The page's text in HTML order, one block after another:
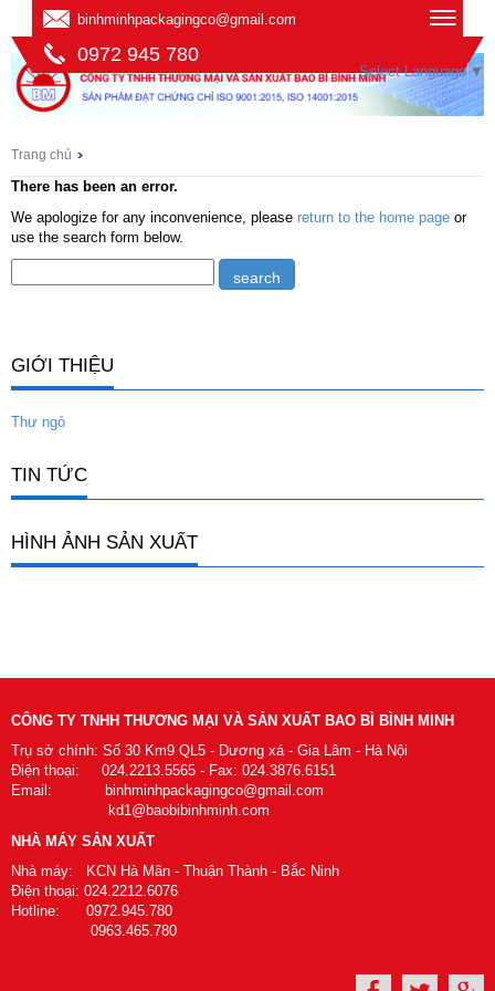
binhminhpackagingco@gmail.com
0972 945 780
Select Language ▼
Trang chủ
There has been an error.
We apologize for any inconvenience, please return to the home page or
use the search form below.
GIỚI THIỆU
Thư ngỏ
TIN TỨC
HÌNH ẢNH SẢN XUẤT
CÔNG TY TNHH THƯƠNG MẠI VÀ SẢN XUẤT BAO BÌ BÌNH MINH
Trụ sở chính: Số 30 Km9 QL5 - Dương xá - Gia Lâm - Hà Nội
Điện thoại: 024.2213.5565 - Fax: 024.3876.6151
Email: binhminhpackagingco@gmail.com
kd1@baobibinhminh.com
NHÀ MÁY SẢN XUẤT
Nhà máy: KCN Hà Mãn - Thuận Thành - Bắc Ninh
Điện thoại: 024.2212.6076
Hotline: 0972.945.780
0963.465.780